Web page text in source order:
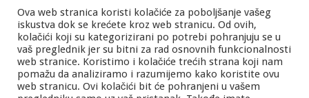
O nama Kontaktirajte nas Uslovi korištenja Zaštita privatnosti
Ova web stranica koristi kolačiće za poboljšanje vašeg
iskustva dok se krećete kroz web stranicu. Od ovih,
kolačići koji su kategorizirani po potrebi pohranjuju se u
vaš preglednik jer su bitni za rad osnovnih funkcionalnosti
web stranice. Koristimo i kolačiće trećih strana koji nam
pomažu da analiziramo i razumijemo kako koristite ovu
web stranicu. Ovi kolačići bit će pohranjeni u vašem